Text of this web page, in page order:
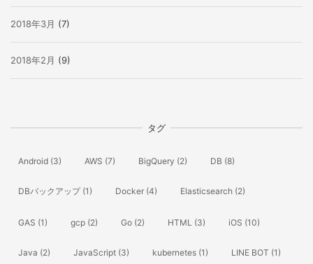
2018年3月 (7)
2018年2月 (9)
タグ
Android (3) AWS (7) BigQuery (2) DB (8)
DBバックアップ(1) Docker (4) Elasticsearch (2)
GAS (1) gcp (2) Go (2) HTML (3) iOS (10)
Java (2) JavaScript (3) kubernetes (1) LINE BOT (1)